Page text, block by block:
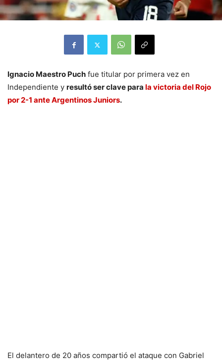
Ignacio Maestro Puch fue titular por primera vez en
Independiente y resultó ser clave para la victoria del Rojo
por 2-1 ante Argentinos Juniors.
El delantero de 20 años compartió el ataque con Gabriel